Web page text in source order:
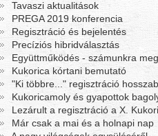
Tavaszi aktualitások
PREGA 2019 konferencia
Regisztráció és bejelentés
Precíziós hibridválasztás
Együttműködés - számunkra
Kukorica kórtani bemutató
"Ki többre..." regisztráció
Kukoricamoly és gyapottok
Lezárult a regisztráció a X.
Már csak a mai és a holnapi nap